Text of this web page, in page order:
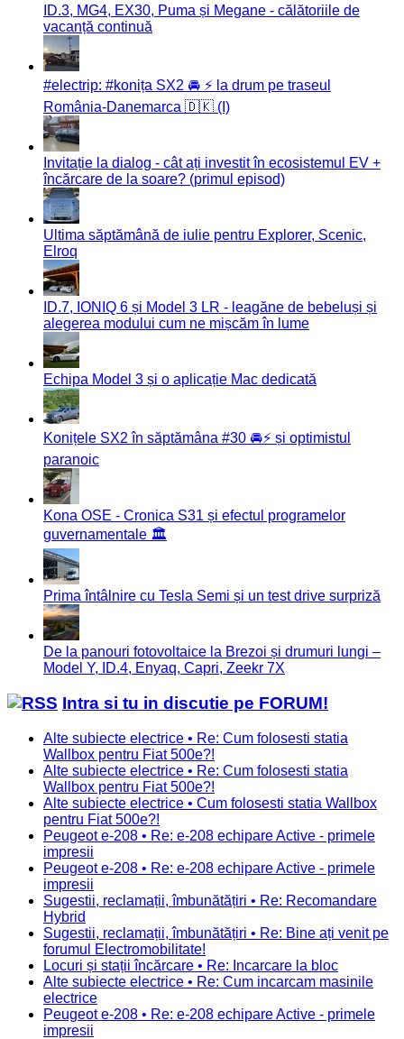
ID.3, MG4, EX30, Puma și Megane - călătoriile de
vacanță continuă
#electrip: #konița SX2 🚘 ⚡️ la drum pe traseul
România-Danemarca 🇩🇰 (I)
Invitație la dialog - cât ați investit în ecosistemul EV +
încărcare de la soare? (primul episod)
Ultima săptămână de iulie pentru Explorer, Scenic,
Elroq
ID.7, IONIQ 6 și Model 3 LR - leagăne de bebeluși și
alegerea modului cum ne mișcăm în lume
Echipa Model 3 și o aplicație Mac dedicată
Konițele SX2 în săptămâna #30 🚘⚡️ și optimistul
paranoic
Kona OSE - Cronica S31 și efectul programelor
guvernamentale 🏛️
Prima întâlnire cu Tesla Semi și un test drive surpriză
De la panouri fotovoltaice la Brezoi și drumuri lungi –
Model Y, ID.4, Enyaq, Capri, Zeekr 7X
Intra si tu in discutie pe FORUM!
Alte subiecte electrice • Re: Cum folosesti statia
Wallbox pentru Fiat 500e?!
Alte subiecte electrice • Re: Cum folosesti statia
Wallbox pentru Fiat 500e?!
Alte subiecte electrice • Cum folosesti statia Wallbox
pentru Fiat 500e?!
Peugeot e-208 • Re: e-208 echipare Active - primele
impresii
Peugeot e-208 • Re: e-208 echipare Active - primele
impresii
Sugestii, reclamații, îmbunătățiri • Re: Recomandare
Hybrid
Sugestii, reclamații, îmbunătățiri • Re: Bine ați venit pe
forumul Electromobilitate!
Locuri și stații încărcare • Re: Incarcare la bloc
Alte subiecte electrice • Re: Cum incarcam masinile
electrice
Peugeot e-208 • Re: e-208 echipare Active - primele
impresii